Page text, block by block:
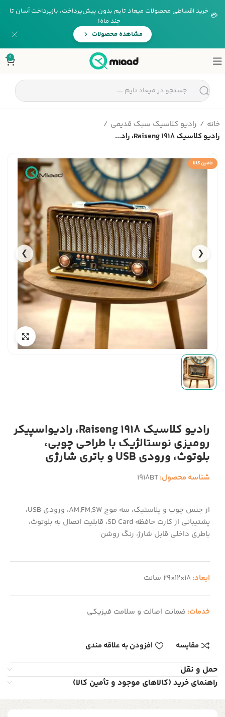
💳 خرید اقساطی محصولات میعاد تایم بدون پیش‌پرداخت، بازپرداخت آسان تا
چند ماه!
مشاهده محصولات
0
خانه
رادیو کلاسیک سبک قدیمی
رادیو کلاسیک Raiseng 1918، راد...
تامین کالا
❮
❯
رادیو کلاسیک Raiseng 1918، رادیو‌اسپیکر
رومیزی نوستالژیک با طراحی چوبی،
بلوتوث، ورودی USB و باتری شارژی
شناسه محصول:1918BT
از جنس چوب و پلاستیک، سه موج AM,FM,SW، ورودی USB،
پشتیبانی از کارت حافظه SD Card، قابلیت اتصال به بلوتوث،
باطری داخلی قابل شارژ، رنگ روشن
ابعاد:18×12×29 سانت
خدمات: ضمانت اصالت و سلامت فیزیکی
مقایسه افزودن به علاقه مندی
حمل و نقل
راهنمای خرید (کالاهای موجود و تأمین کالا)